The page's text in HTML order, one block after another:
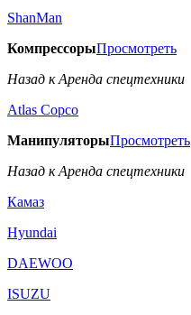
ShanMan
КомпрессорыПросмотреть
Назад к Аренда спецтехники
Аtlas Copco
МанипуляторыПросмотреть
Назад к Аренда спецтехники
Камаз
Hyundai
DAEWOO
ISUZU